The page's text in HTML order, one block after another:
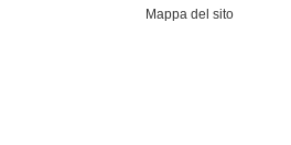
Mappa del sito